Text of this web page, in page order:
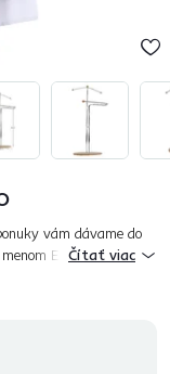
vám dávame do
ELO. Oceníte
obleče...
Čítať viac